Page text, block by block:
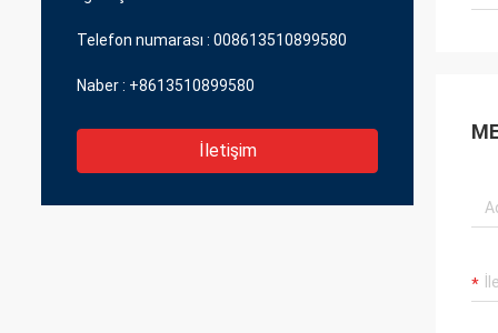
Telefon numarası : 008613510899580
Naber : +8613510899580
İletişim